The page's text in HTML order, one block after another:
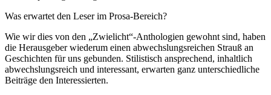
Was erwartet den Leser im Prosa-Bereich?
Wie wir dies von den „Zwielicht“-Anthologien gewohnt sind, haben
die Herausgeber wiederum einen abwechslungsreichen Strauß an
Geschichten für uns gebunden. Stilistisch ansprechend, inhaltlich
abwechslungsreich und interessant, erwarten ganz unterschiedliche
Beiträge den Interessierten.